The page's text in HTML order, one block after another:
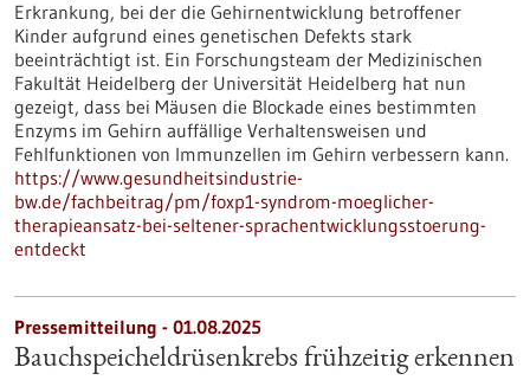
Erkrankung, bei der die Gehirnentwicklung betroffener
Kinder aufgrund eines genetischen Defekts stark
beeinträchtigt ist. Ein Forschungsteam der Medizinischen
Fakultät Heidelberg der Universität Heidelberg hat nun
gezeigt, dass bei Mäusen die Blockade eines bestimmten
Enzyms im Gehirn auffällige Verhaltensweisen und
Fehlfunktionen von Immunzellen im Gehirn verbessern kann.
https://www.gesundheitsindustrie-
bw.de/fachbeitrag/pm/foxp1-syndrom-moeglicher-
therapieansatz-bei-seltener-sprachentwicklungsstoerung-
entdeckt
Pressemitteilung - 01.08.2025
Bauchspeicheldrüsenkrebs frühzeitig erkennen